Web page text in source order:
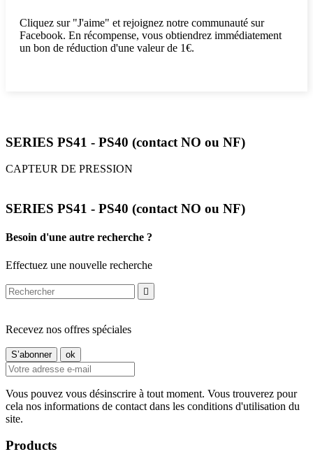
Cliquez sur "J'aime" et rejoignez notre communauté sur
Facebook. En récompense, vous obtiendrez immédiatement
un bon de réduction d'une valeur de 1€.
SERIES PS41 - PS40 (contact NO ou NF)
CAPTEUR DE PRESSION
SERIES PS41 - PS40 (contact NO ou NF)
Besoin d'une autre recherche ?
Effectuez une nouvelle recherche

Recevez nos offres spéciales
Vous pouvez vous désinscrire à tout moment. Vous trouverez pour
cela nos informations de contact dans les conditions d'utilisation du
site.
Products